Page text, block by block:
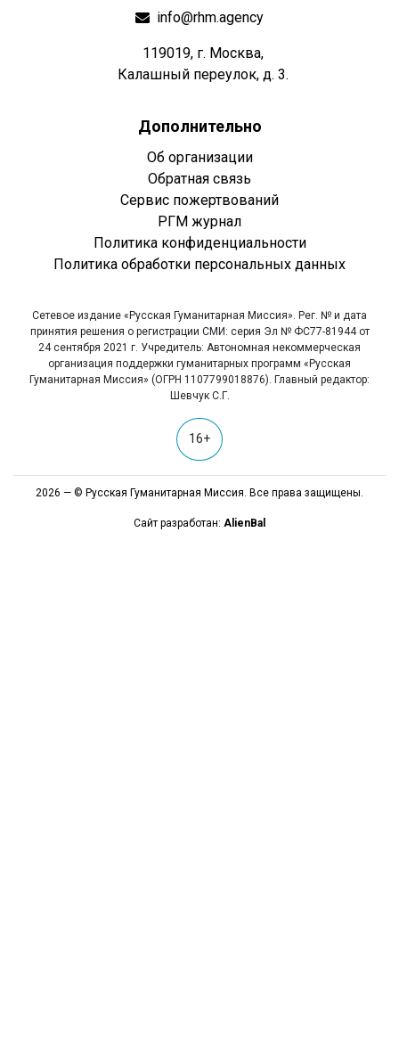
info@rhm.agency
119019, г. Москва,
Калашный переулок, д. 3.
Дополнительно
Об организации
Обратная связь
Сервис пожертвований
РГМ журнал
Политика конфиденциальности
Политика обработки персональных данных
Сетевое издание «Русская Гуманитарная Миссия». Рег. № и дата
принятия решения о регистрации СМИ: серия Эл № ФС77-81944 от
24 сентября 2021 г. Учредитель: Автономная некоммерческая
организация поддержки гуманитарных программ «Русская
Гуманитарная Миссия» (ОГРН 1107799018876). Главный редактор:
Шевчук С.Г.
16+
2026 — © Русская Гуманитарная Миссия. Все права защищены.
Сайт разработан: AlienBal